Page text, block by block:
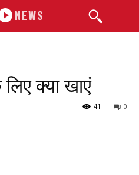
NEWS
लिए क्या खाएं
0
41